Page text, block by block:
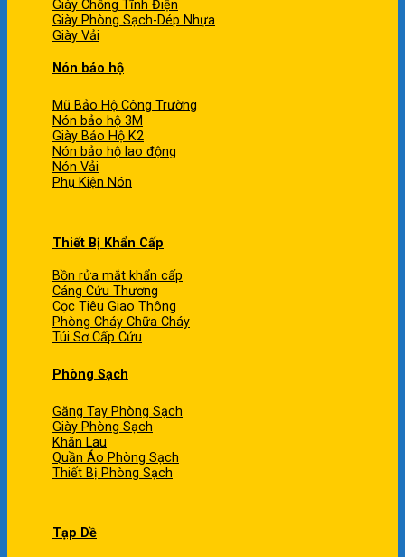
Giày Chống Tĩnh Điện
Giày Phòng Sạch-Dép Nhựa
Giày Vải
Nón bảo hộ
Mũ Bảo Hộ Công Trường
Nón bảo hộ 3M
Giày Bảo Hộ K2
Nón bảo hộ lao động
Nón Vải
Phụ Kiện Nón
Thiết Bị Khẩn Cấp
Bồn rửa mắt khẩn cấp
Cáng Cứu Thương
Cọc Tiêu Giao Thông
Phòng Cháy Chữa Cháy
Túi Sơ Cấp Cứu
Phòng Sạch
Găng Tay Phòng Sạch
Giày Phòng Sạch
Khăn Lau
Quần Áo Phòng Sạch
Thiết Bị Phòng Sạch
Tạp Dề